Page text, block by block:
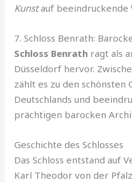
Kunstauf beeindruckende
7. Schloss Benrath:
Schloss Benrath ragt als
Düsseldorf hervor.
zählt es zu den schönsten
Deutschlands und
prächtigen barocken
Geschichte des Schlosses
Das Schloss entstand auf
Karl Theodor von der